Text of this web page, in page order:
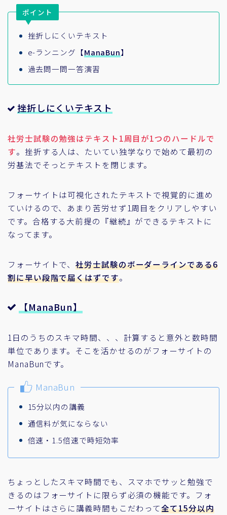
ポイント
挫折しにくいテキスト
e-ランニング【ManaBun】
過去問一問一答演習
挫折しにくいテキスト
社労士試験の勉強はテキスト1周目が1つのハードルで
す。挫折する人は、たいてい独学なりで始めて最初の
労基法でそっとテキストを閉じます。
フォーサイトは可視化されたテキストで視覚的に進め
ていけるので、あまり苦労せず1周目をクリアしやすい
です。合格する大前提の『継続』ができるテキストに
なってます。
フォーサイトで、社労士試験のボーダーラインである6
割に早い段階で届くはずです。
【ManaBun】
1日のうちのスキマ時間、、、計算すると意外と数時間
単位であります。そこを活かせるのがフォーサイトの
ManaBunです。
ManaBun
15分以内の講義
通信料が気にならない
倍速・1.5倍速で時短効率
ちょっとしたスキマ時間でも、スマホでサッと勉強で
きるのはフォーサイトに限らず必須の機能です。フォ
ーサイトはさらに講義時間もこだわって全て15分以内